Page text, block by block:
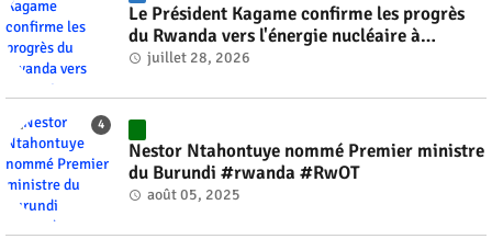
Le Président Kagame confirme les progrès
du Rwanda vers l'énergie nucléaire à
l'horizon 2030 #rwanda #RwOT
juillet 28, 2026
Nestor Ntahontuye nommé Premier ministre
du Burundi #rwanda #RwOT
août 05, 2025